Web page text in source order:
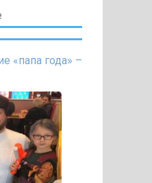
«папа года» –